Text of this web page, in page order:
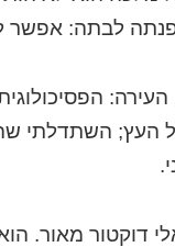
לבתה: אפשר
העץ; השתדלתי
דוקטור מאור.